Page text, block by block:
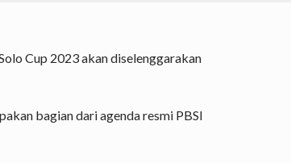
Cup 2023 akan diselenggarakan
bagian dari agenda resmi PBSI